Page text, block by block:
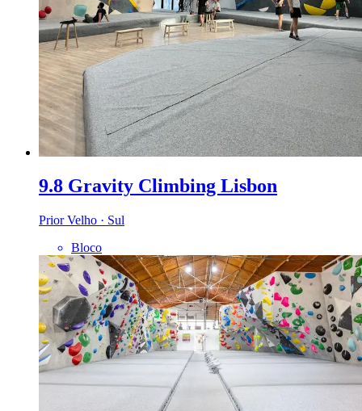
9.8 Gravity Climbing Lisbon
Prior Velho · Sul
Bloco